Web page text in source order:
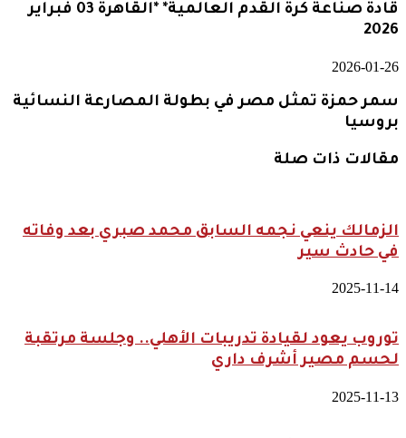
قادة صناعة كرة القدم العالمية* *القاهرة 03 فبراير
2026
2026-01-26
سمر حمزة تمثل مصر في بطولة المصارعة النسائية
بروسيا
مقالات ذات صلة
الزمالك ينعي نجمه السابق محمد صبري بعد وفاته
في حادث سير
2025-11-14
توروب يعود لقيادة تدريبات الأهلي.. وجلسة مرتقبة
لحسم مصير أشرف داري
2025-11-13